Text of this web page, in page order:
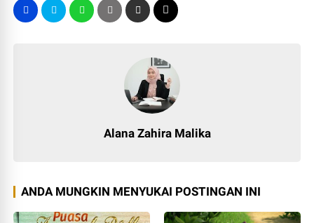
Alana Zahira Malika
ANDA MUNGKIN MENYUKAI POSTINGAN INI